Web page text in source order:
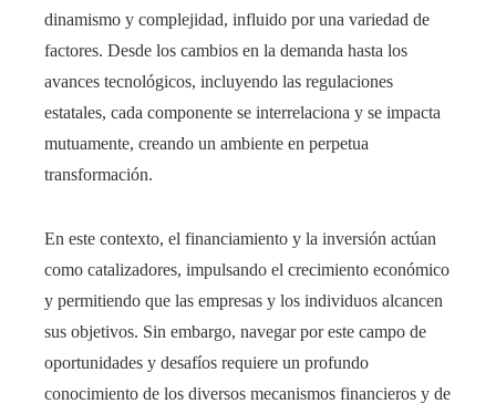
dinamismo y complejidad, influido por una variedad de
factores. Desde los cambios en la demanda hasta los
avances tecnológicos, incluyendo las regulaciones
estatales, cada componente se interrelaciona y se impacta
mutuamente, creando un ambiente en perpetua
transformación.
En este contexto, el financiamiento y la inversión actúan
como catalizadores, impulsando el crecimiento económico
y permitiendo que las empresas y los individuos alcancen
sus objetivos. Sin embargo, navegar por este campo de
oportunidades y desafíos requiere un profundo
conocimiento de los diversos mecanismos financieros y de